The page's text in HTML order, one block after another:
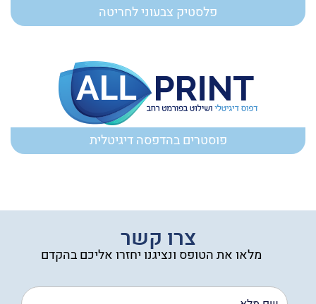
פלסטיק צבעוני לחריטה
פוסטרים בהדפסה דיגיטלית
צרו קשר
מלאו את הטופס ונציגנו יחזרו אליכם בהקדם